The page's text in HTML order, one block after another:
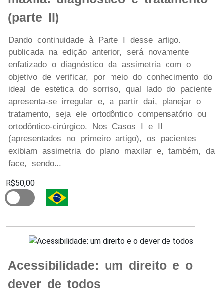
(parte II)
Dando continuidade à Parte I desse artigo,
publicada na edição anterior, será novamente
enfatizado o diagnóstico da assimetria com o
objetivo de verificar, por meio do conhecimento do
ideal de estética do sorriso, qual lado do paciente
apresenta-se irregular e, a partir daí, planejar o
tratamento, seja ele ortodôntico compensatório ou
ortodôntico-cirúrgico. Nos Casos I e II
(apresentados no primeiro artigo), os pacientes
exibiam assimetria do plano maxilar e, também, da
face, sendo...
R$50,00
Acessibilidade: um direito e o
dever de todos